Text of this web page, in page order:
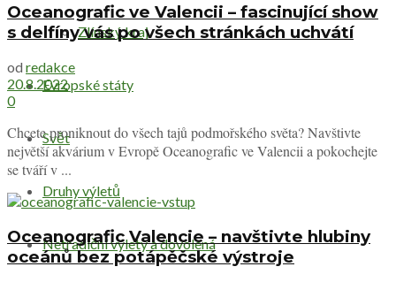
Zlínský kraj
Evropské státy
Svět
Druhy výletů
Netradiční výlety a dovolená
Oceanografic ve Valencii – fascinující show
s delfíny vás po všech stránkách uchvátí
od redakce
20.8.2022
0
Chcete proniknout do všech tajů podmořského světa? Navštivte
největší akvárium v Evropě Oceanografic ve Valencii a pokochejte
se tváří v ...
Oceanografic Valencie – navštivte hlubiny
oceánů bez potápěčské výstroje